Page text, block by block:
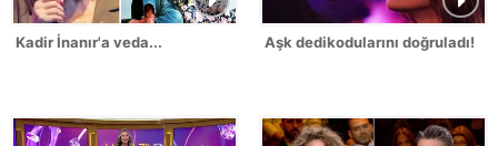
Kadir İnanır'a veda... Aşk dedikodularını doğruladı!